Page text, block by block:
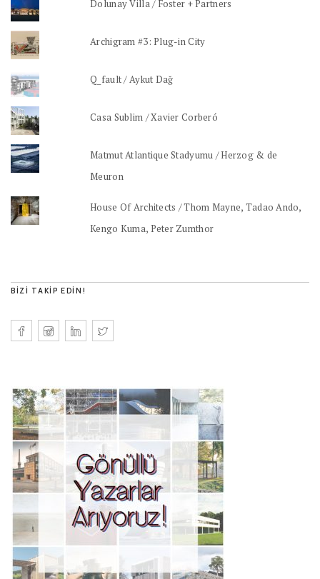
Dolunay Villa / Foster + Partners
Archigram #3: Plug-in City
Q_fault / Aykut Dağ
Casa Sublim / Xavier Corberó
Matmut Atlantique Stadyumu / Herzog & de
Meuron
House Of Architects / Thom Mayne, Tadao Ando,
Kengo Kuma, Peter Zumthor
BIZI TAKIP EDIN!